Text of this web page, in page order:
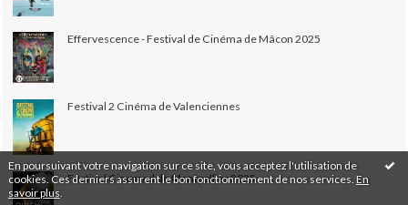
En poursuivant votre navigation sur ce site, vous acceptez l'utilisation de
cookies. Ces derniers assurent le bon fonctionnement de nos services. En
savoir plus
Effervescence - Festival de Cinéma de Mâcon 2025
Festival 2 Cinéma de Valenciennes
Festival Cinemed de Montpellier 2025